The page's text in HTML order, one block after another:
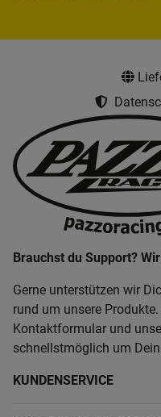
Brauchst du Support?
Gerne unterstützen wir
rund um unsere
Kontaktformular und
schnellstmöglich um
KUNDENSERVICE